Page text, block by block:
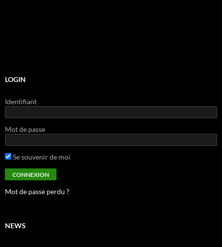
LOGIN
Identifiant
Mot de passe
Se souvenir de moi
Mot de passe perdu ?
NEWS